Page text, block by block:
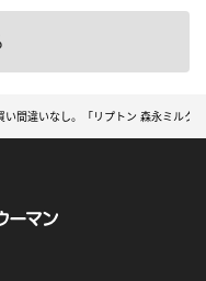
い間違いなし。「リプトン 森永ミルク